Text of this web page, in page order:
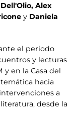
Alex
y Daniela
el periodo
y lecturas
en la Casa del
hacia
a
desde la